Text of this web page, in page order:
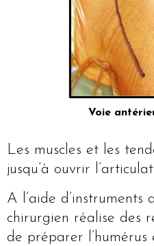
Voie
Les muscles et les
jusqu’à ouvrir
A l’aide d’instruments
chirurgien réalise des
de préparer